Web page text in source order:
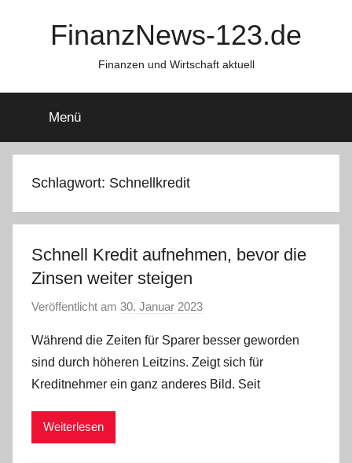
FinanzNews-123.de
Finanzen und Wirtschaft aktuell
Menü
Schlagwort: Schnellkredit
Schnell Kredit aufnehmen, bevor die
Zinsen weiter steigen
Veröffentlicht am 30. Januar 2023
n
a
d
Während die Zeiten für Sparer besser geworden
sind durch höheren Leitzins. Zeigt sich für
Kreditnehmer ein ganz anderes Bild. Seit
Weiterlesen